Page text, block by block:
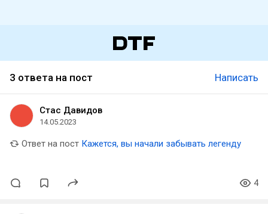
3 ответа на пост Написать
Стас Давидов
14.05.2023
Ответ на пост Кажется, вы начали забывать легенду
4